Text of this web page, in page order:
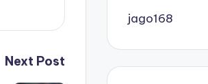
Next Post
jago168